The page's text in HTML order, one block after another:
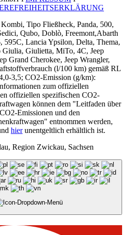
Tipo Fließheck, Panda, 500,
Qubo, Doblò, Freemont,Abarth
595C, Lancia Ypsilon, Delta, Thema,
Giulietta, MiTo, 4C, Jeep
Grand Cherokee, Jeep Wrangler,
(l/100 km) gemäß RL
3,5; CO2-Emission (g/km):
zum offiziellen
offiziellen spezifischen CO2-
können dem "Leitfaden über
Emissionen und den
entnommen werden,
hierunentgeltlich erhältlich ist.
Region Zwickau, Sachsen